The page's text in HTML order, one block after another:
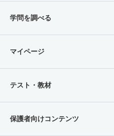
学問を調べる
マイページ
テスト・教材
保護者向けコンテンツ